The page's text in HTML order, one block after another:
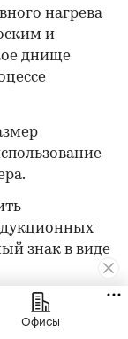
нагрева
и
днище
знак в виде
ее
другую.
Офисы